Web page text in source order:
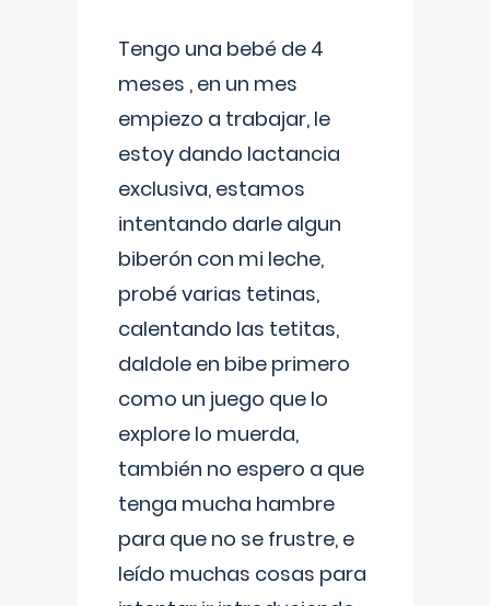
Tengo una bebé de 4
meses , en un mes
empiezo a trabajar, le
estoy dando lactancia
exclusiva, estamos
intentando darle algun
biberón con mi leche,
probé varias tetinas,
calentando las tetitas,
daldole en bibe primero
como un juego que lo
explore lo muerda,
también no espero a que
tenga mucha hambre
para que no se frustre, e
leído muchas cosas para